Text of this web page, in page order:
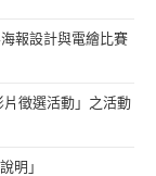
報設計與電繪比賽
徵選活動」之活動
明」